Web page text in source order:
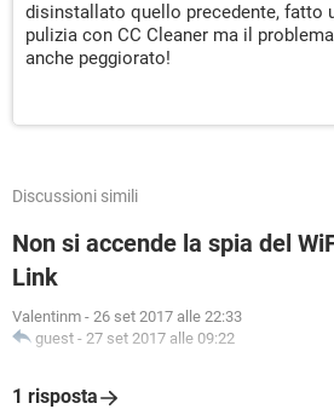
disinstallato quello precedente, fatto
pulizia con CC Cleaner ma il
anche peggiorato!
Discussioni simili
Non si accende la spia del
Link
Valentinm - 26 set 2017 alle 22:33
guest - 27 set 2017 alle 09:22
1 risposta